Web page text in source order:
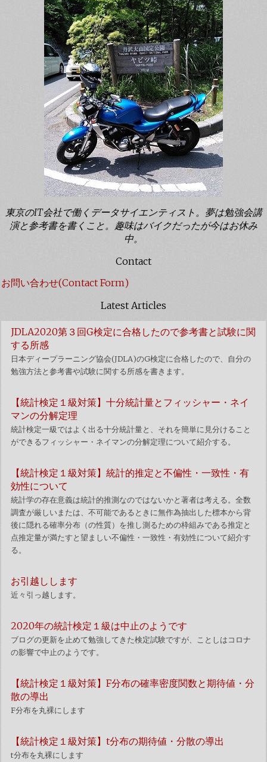
東京のIT会社で働くデータサイエンティスト。夢は勉強会講
演と参考書を書くこと。趣味はバイクだったが今はお休み
中。
Contact
お問い合わせ(Contact Form)
Latest Articles
JDLA2020第３回G検定に合格したので参考書と試験に関
する所感
日本ディープラーニング協会(JDLA)のG検定に合格したので、自分の
勉強方法と参考書や試験に関する所感を書きます。
【統計検定１級対策】十分統計量とフィッシャー・ネイ
マンの分解定理
統計検定一級ではよく出る十分統計量と、それを簡単に見分けること
ができるフィッシャー・ネイマンの分解定理について紹介する。
【統計検定１級対策】統計的推定と不偏性・一致性・有
効性について
統計学の存在意義は統計的推測なのではないかと著者は考える。全数
調査が厳しいまたは、不可能であるときに無作為抽出した標本から背
後に隠れる確率分布（の性質）を推し測るための枠組みである推定と
点推定量が満たすと望ましい不偏性・一致性・有効性について紹介す
る。
お引越しします
近々引っ越します。
2020年の統計検定１級は中止のようです
ブログの更新を止めて勉強してきた検定試験ですが、ことしはコロナ
の影響で中止のようです。
【統計検定１級対策】F分布の確率密度関数と期待値・分
散の導出
F分布を丸裸にします
【統計検定１級対策】t分布の期待値・分散の導出
t分布を丸裸にします